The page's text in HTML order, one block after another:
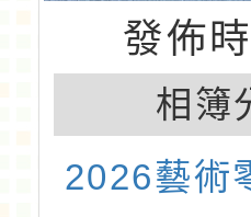
發佈
相簿
2026藝術